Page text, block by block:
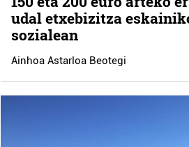
udal etxebizitza
sozialean
Ainhoa Astarloa Beotegi